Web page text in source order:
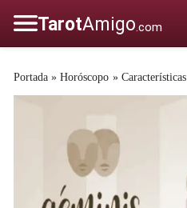
Portada » Horóscopo » Características